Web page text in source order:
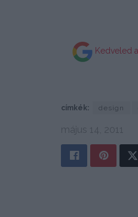
Kedveled
címkék: design
május 14, 2011